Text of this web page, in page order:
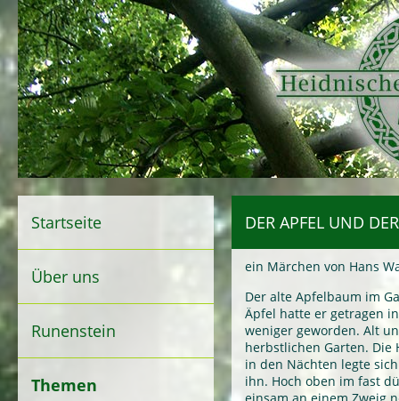
Startseite
Über uns
Runenstein
Themen
DER APFEL UND
ein Märchen von Hans
Der alte Apfelbaum im
Äpfel hatte er getragen
weniger geworden. Alt
herbstlichen Garten.
in den Nächten legte
ihn. Hoch oben im fast